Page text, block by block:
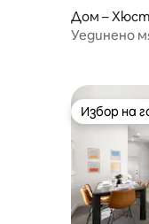
Дом –
Уединено
Избор на
Избор на